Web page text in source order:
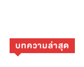
บทความล่าสุด